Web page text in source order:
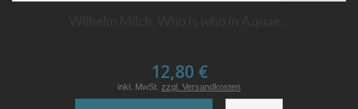
12,80 €
inkl. MwSt. zzgl. Versandkosten